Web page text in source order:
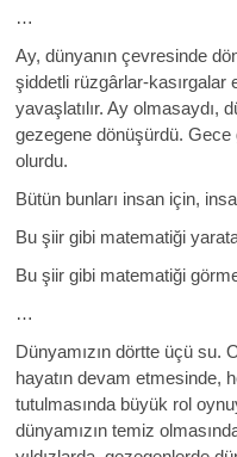
…
Ay, dünyanın çevresinde
şiddetli rüzgârlar-kasırgalar
yavaşlatılır. Ay olmasaydı,
gezegene dönüşürdü. Gece
olurdu.
Bütün bunları insan için,
Bu şiir gibi matematiği
Bu şiir gibi matematiği
…
Dünyamızın dörtte üçü
hayatın devam etmesinde,
tutulmasında büyük rol
dünyamızın temiz